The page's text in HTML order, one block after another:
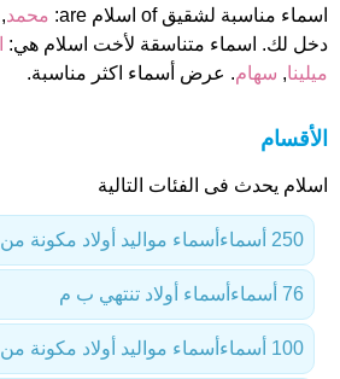
اسماء مناسبة لشقيق of اسلام are: محمد,
دخل لك. اسماء متناسقة لأخت اسلام هي:
ميلينا, سهام. عرض أسماء اكثر مناسبة.
الأقسام
اسلام يحدث فى الفئات التالية
أسماء مواليد أولاد مكونة من 11 حروف 250 أسماء
أسماء أولاد تنتهي ب م 76 أسماء
أسماء مواليد أولاد مكونة من 3 مقاطع لفظية 100 أسماء